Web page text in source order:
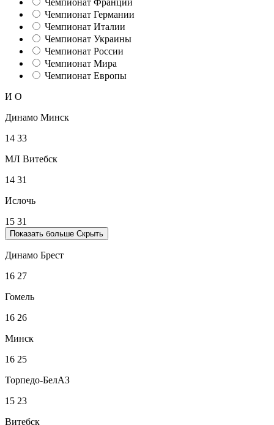
Чемпионат Германии
Чемпионат Италии
Чемпионат Украины
Чемпионат России
Чемпионат Мира
Чемпионат Европы
И О
Динамо Минск
14 33
МЛ Витебск
14 31
Ислочь
15 31
Показать больше Скрыть
Динамо Брест
16 27
Гомель
16 26
Минск
16 25
Торпедо-БелАЗ
15 23
Витебск